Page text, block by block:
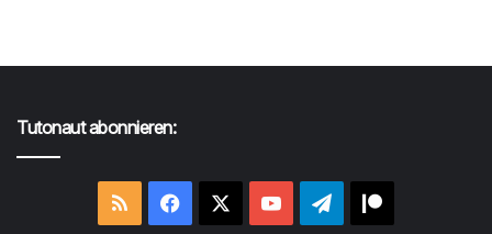
Tutonaut abonnieren:
RSS Facebook YouTubeTelegramPatreon